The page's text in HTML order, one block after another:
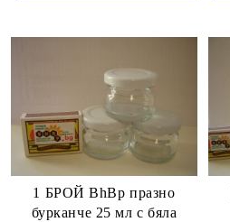
1 БРОЙ BhBp празно
бурканче 25 мл с бяла